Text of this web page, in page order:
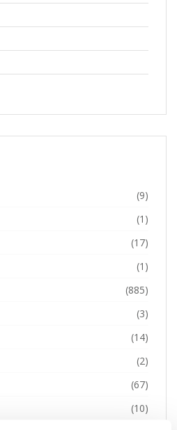
(9)
(1)
(17)
(1)
(885)
(3)
(14)
(2)
(67)
(10)